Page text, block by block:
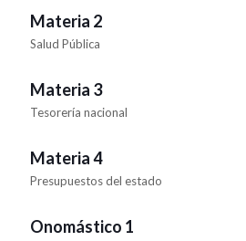
Materia 2
Salud Pública
Materia 3
Tesorería nacional
Materia 4
Presupuestos del estado
Onomástico 1